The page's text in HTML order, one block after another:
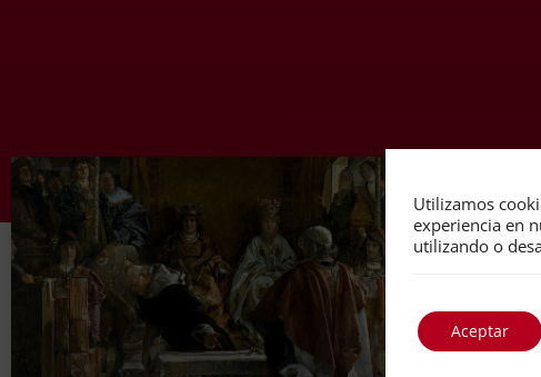
Utilizamos
experiencia en
utilizando o
Aceptar